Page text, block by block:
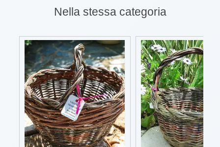
Nella stessa categoria